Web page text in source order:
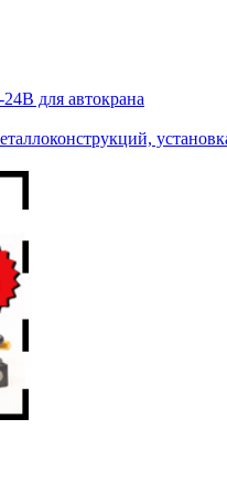
для автокрана